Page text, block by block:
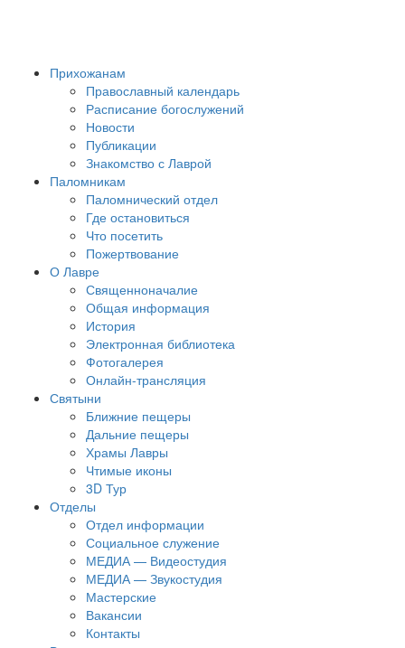
Прихожанам
Православный календарь
Расписание богослужений
Новости
Публикации
Знакомство с Лаврой
Паломникам
Паломнический отдел
Где остановиться
Что посетить
Пожертвование
О Лавре
Священноначалие
Общая информация
История
Электронная библиотека
Фотогалерея
Онлайн-трансляция
Святыни
Ближние пещеры
Дальние пещеры
Храмы Лавры
Чтимые иконы
3D Тур
Отделы
Отдел информации
Социальное служение
МЕДИА — Видеостудия
МЕДИА — Звукостудия
Мастерские
Вакансии
Контакты